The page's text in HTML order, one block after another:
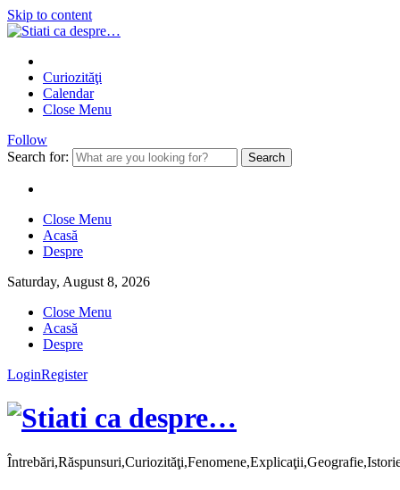
Skip to content
Curiozităţi
Calendar
Close Menu
Follow
Search for:
Close Menu
Acasă
Despre
Saturday, August 8, 2026
Close Menu
Acasă
Despre
LoginRegister